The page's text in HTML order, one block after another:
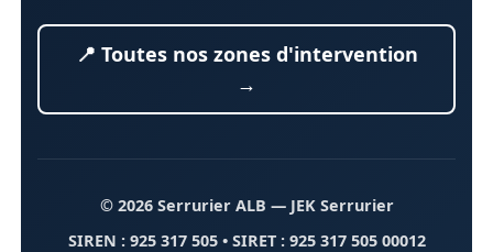
📍 Toutes nos zones d'intervention
→
© 2026 Serrurier ALB — JEK Serrurier
SIREN : 925 317 505 • SIRET : 925 317 505 00012